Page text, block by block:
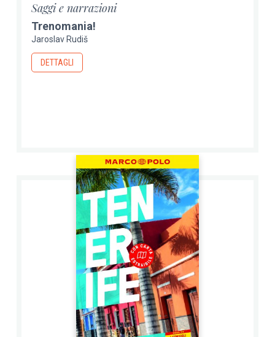
Saggi e narrazioni
Trenomania!
Jaroslav Rudiš
DETTAGLI